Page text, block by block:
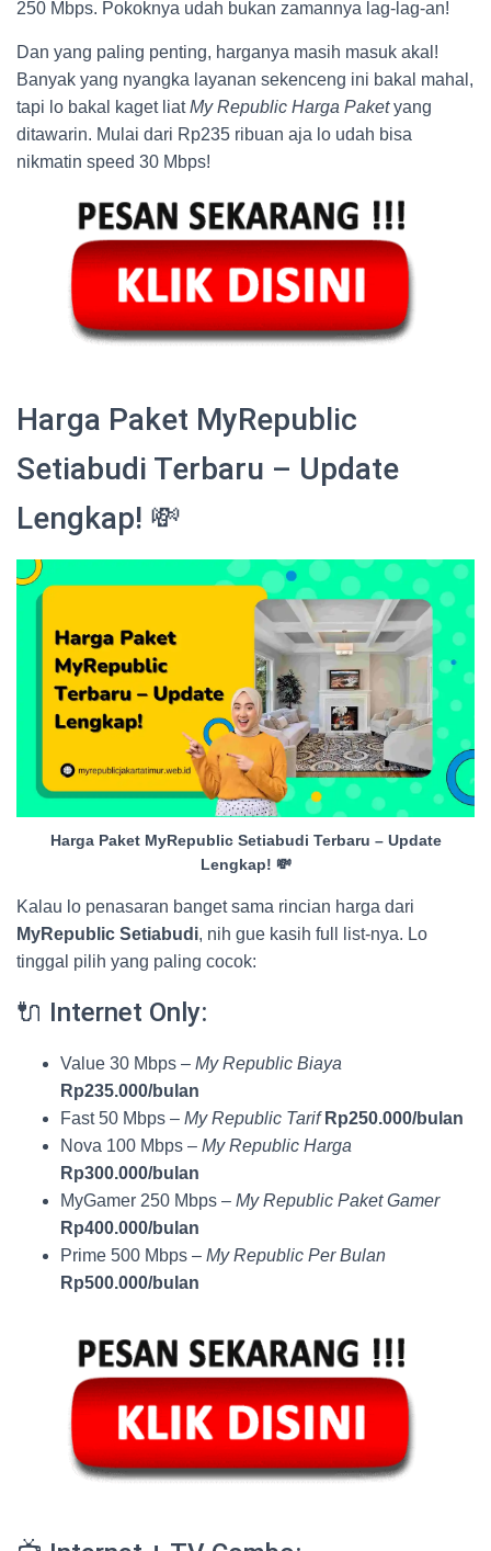
250 Mbps. Pokoknya udah bukan zamannya lag-lag-an!
Dan yang paling penting, harganya masih masuk akal!
Banyak yang nyangka layanan sekenceng ini bakal mahal,
tapi lo bakal kaget liatMy Republic Harga Paketyang
ditawarin. Mulai dari Rp235 ribuan aja lo udah bisa
nikmatin speed 30 Mbps!
Harga Paket MyRepublic
Setiabudi Terbaru – Update
Lengkap! 💸
Harga Paket MyRepublic Setiabudi Terbaru – Update
Lengkap! 💸
Kalau lo penasaran banget sama rincian harga dari
MyRepublic Setiabudi, nih gue kasih full list-nya. Lo
tinggal pilih yang paling cocok:
🔌 Internet Only:
Value 30 Mbps – My Republic Biaya
Rp235.000/bulan
Fast 50 Mbps – My Republic Tarif Rp250.000/bulan
Nova 100 Mbps – My Republic Harga
Rp300.000/bulan
MyGamer 250 Mbps – My Republic Paket Gamer
Rp400.000/bulan
Prime 500 Mbps – My Republic Per Bulan
Rp500.000/bulan